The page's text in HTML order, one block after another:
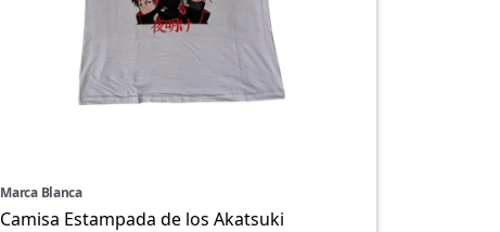
Marca Blanca
Camisa Estampada de los Akatsuki